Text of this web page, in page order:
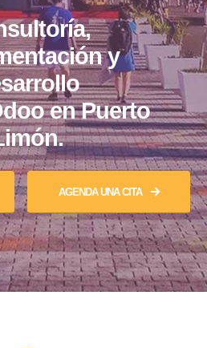
y
en Puerto
AGENDA UNA CITA